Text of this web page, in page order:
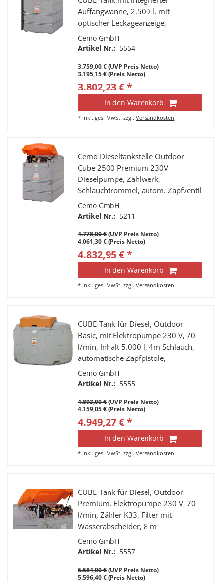
Auffangwanne, 2.500 l, mit
optischer Leckageanzeige,
Befüllanschluss mit TW-Kupplung
und Grenzwertgeber,
Füllstandsanzeiger,
Entnahmeleitung mit Verbindung
zum 1. Tank, komplett montiert,
zusätzlich mit Klappdeckel.
Cemo GmbH
Artikel Nr.: 5554
3.759,00 €(UVP Preis Netto)
3.195,15 € (Preis Netto)
3.802,23 € *
In den Warenkorb
* inkl. ges. MwSt. zzgl.Versandkosten
Cemo Dieseltankstelle Outdoor
Cube 2500 Premium 230V
Dieselpumpe, Zählwerk,
Schlauchtrommel, autom. Zapfventil
Cemo GmbH
Artikel Nr.: 5211
4.778,00 €(UVP Preis Netto)
4.061,30 € (Preis Netto)
4.832,95 € *
In den Warenkorb
* inkl. ges. MwSt. zzgl.Versandkosten
CUBE-Tank für Diesel, Outdoor
Basic, mit Elektropumpe 230 V, 70
l/min, Inhalt 5.000 l, 4m Schlauch,
automatische Zapfpistole,
Klappdeckel
Cemo GmbH
Artikel Nr.: 5555
4.893,00 €(UVP Preis Netto)
4.159,05 € (Preis Netto)
4.949,27 € *
In den Warenkorb
* inkl. ges. MwSt. zzgl.Versandkosten
CUBE-Tank für Diesel, Outdoor
Premium, Elektropumpe 230 V, 70
l/min, Zähler K33, Filter mit
Wasserabscheider, 8 m
Schlauchaufroller, Inhalt 5.000 l
Cemo GmbH
Artikel Nr.: 5557
6.584,00 €(UVP Preis Netto)
5.596,40 € (Preis Netto)